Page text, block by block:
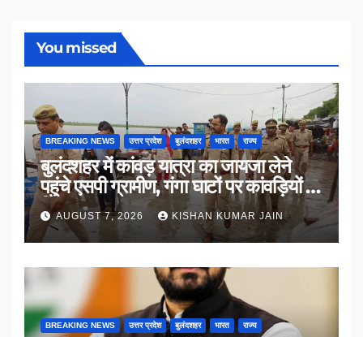
You missed
BREAKING NEWS उत्तर प्रदेश बुलंदशहर भारत राज्य
बुलंदशहर में कांवड़ यात्रा का जायजा लेने
पहुंचे एसपी ग्रामीण, गंगा घाटों पर कांवड़ियों से
किया संवाद
AUGUST 7, 2026 KISHAN KUMAR JAIN
BREAKING NEWS उत्तर प्रदेश बुलंदशहर भारत राज्य